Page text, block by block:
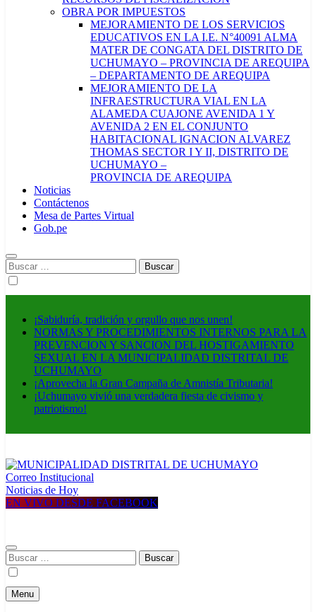
OBRA POR IMPUESTOS
MEJORAMIENTO DE LOS SERVICIOS
EDUCATIVOS EN LA I.E. N°40091 ALMA
MATER DE CONGATA DEL DISTRITO DE
UCHUMAYO – PROVINCIA DE AREQUIPA
– DEPARTAMENTO DE AREQUIPA
MEJORAMIENTO DE LA
INFRAESTRUCTURA VIAL EN LA
ALAMEDA CUAJONE AVENIDA 1 Y
AVENIDA 2 EN EL CONJUNTO
HABITACIONAL IGNACION ALVAREZ
THOMAS SECTOR I Y II, DISTRITO DE
UCHUMAYO –
PROVINCIA DE AREQUIPA
Noticias
Contáctenos
Mesa de Partes Virtual
Gob.pe
Buscar:
¡Sabiduría, tradición y orgullo que nos unen!
NORMAS Y PROCEDIMIENTOS INTERNOS PARA LA
PREVENCION Y SANCION DEL HOSTIGAMIENTO
SEXUAL EN LA MUNICIPALIDAD DISTRITAL DE
UCHUMAYO
¡Aprovecha la Gran Campaña de Amnistía Tributaria!
¡Uchumayo vivió una verdadera fiesta de civismo y
patriotismo!
MUNICIPALIDAD DISTRITAL DE UCHUMAYO
Construyendo una nueva Historia
Correo Institucional
Noticias de Hoy
EN VIVO DESDE FACEBOOK
Buscar:
Menu